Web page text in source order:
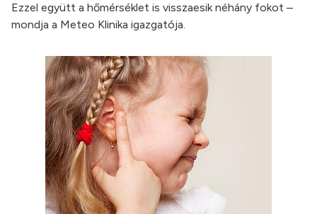
Ezzel együtt a hőmérséklet is visszaesik néhány fokot –
mondja a Meteo Klinika igazgatója.